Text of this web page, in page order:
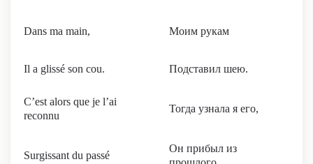
Dans ma main, Моим рукам
Il a glissé son cou. Подставил шею.
C’est alors que je l’ai
reconnu
Тогда узнала я его,
Surgissant du passé
Он прибыл из